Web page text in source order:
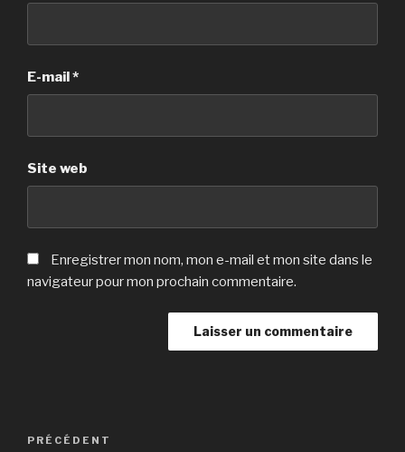
E-mail*
Site web
Enregistrer mon nom, mon e-mail et mon site dans le
navigateur pour mon prochain commentaire.
Navigation
Article
PRÉCÉDENT